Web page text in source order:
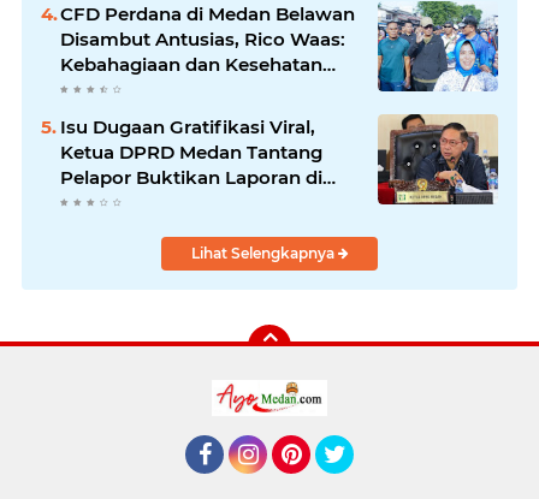
CFD Perdana di Medan Belawan
Disambut Antusias, Rico Waas:
Kebahagiaan dan Kesehatan
Harus Hadir di Seluruh Penjuru
Isu Dugaan Gratifikasi Viral,
Ketua DPRD Medan Tantang
Pelapor Buktikan Laporan di
KPK dan Kejagung
Lihat Selengkapnya